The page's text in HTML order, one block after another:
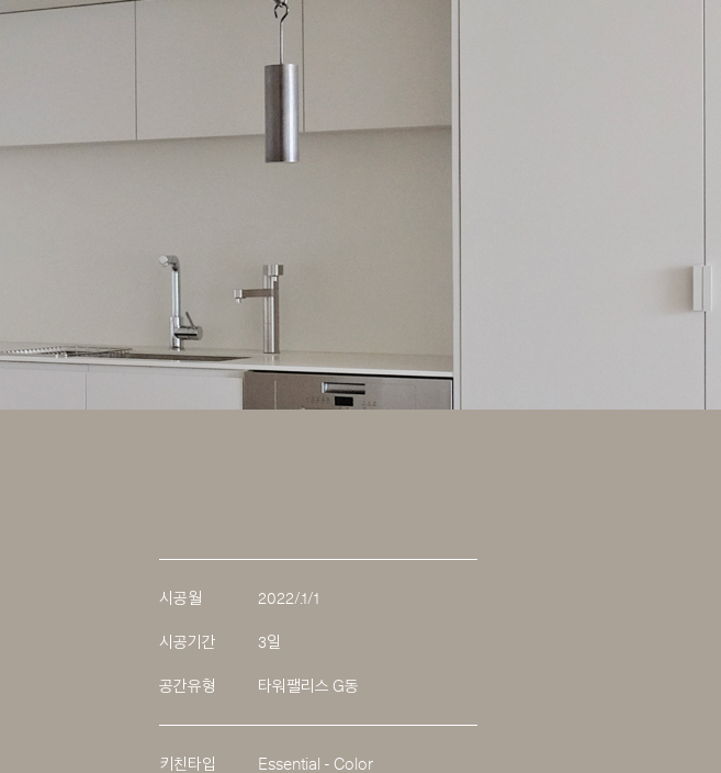
시공월 2022/.1/1
시공기간 3일
공간유형 타워팰리스 G동
키친타입 Essential - Color